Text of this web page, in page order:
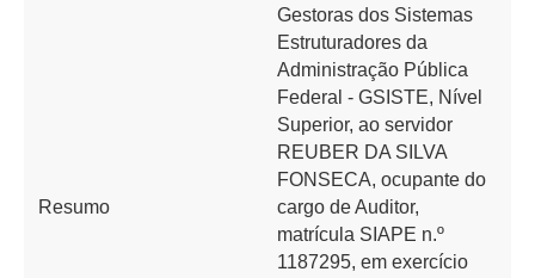
Resumo
Gestoras dos Sistemas
Estruturadores da
Administração Pública
Federal - GSISTE, Nível
Superior, ao servidor
REUBER DA SILVA
FONSECA, ocupante do
cargo de Auditor,
matrícula SIAPE n.º
1187295, em exercício